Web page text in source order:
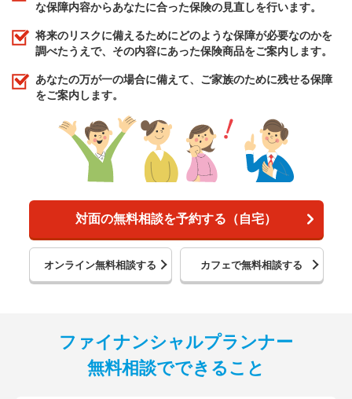
な保障内容からあなたに合った保険の見直しを行います。
将来のリスクに備えるためにどのような保障が必要なのかを
調べたうえで、その内容にあった保険商品をご案内します。
あなたの万が一の場合に備えて、ご家族のために残せる保障
をご案内します。
対面の無料相談を予約する（自宅）
オンライン無料相談する カフェで無料相談する
ファイナンシャルプランナー
無料相談でできること